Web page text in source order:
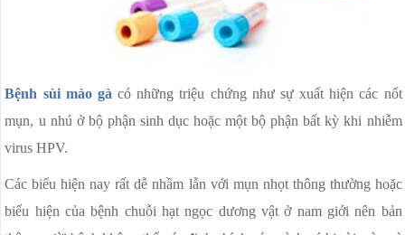
Bệnh sùi mào gà có những triệu chứng như sự xuất hiện các nốt
mụn, u nhú ở bộ phận sinh dục hoặc một bộ phận bất kỳ khi nhiễm
virus HPV.
Các biểu hiện nay rất dễ nhầm lẫn với mụn nhọt thông thường hoặc
biểu hiện của bệnh chuỗi hạt ngọc dương vật ở nam giới nên bản